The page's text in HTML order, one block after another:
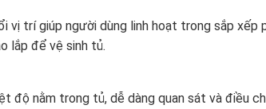
vị trí giúp người dùng linh hoạt trong sắp xếp
lắp để vệ sinh tủ.
độ nằm trong tủ, dễ dàng quan sát và điều